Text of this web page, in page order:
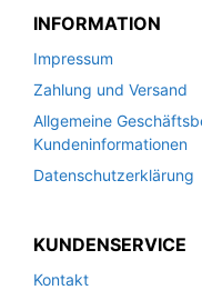
INFORMATION
Impressum
Zahlung und Versand
Allgemeine
Kundeninformationen
Datenschutzerklärung
KUNDENSERVICE
Kontakt